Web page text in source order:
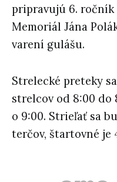
pripravujú 6.
Memoriál Jána
varení gulášu.
Strelecké preteky
strelcov od 8:00 do
o 9:00. Strieľať sa
terčov, štartovné je